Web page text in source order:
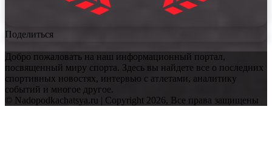
Поделиться
Добро пожаловать на наш информационный портал,
посвященный миру спорта. Здесь вы найдете все о последних
спортивных новостях, интервью с атлетами, аналитику
событий и многое другое.
© Nadopodkachatsya.ru | Copyright 2026, Все права защищены